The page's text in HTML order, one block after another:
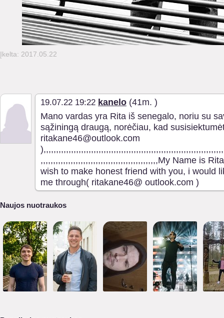
Įkelta: 2017.05.22
19.07.22 19:22 kanelo (41m. )
Mano vardas yra Rita iš senegalo, noriu su
sąžiningą draugą, norėčiau, kad
ritakane46@outlook.com
,,,,,,,,,,,,,,,,,,,,,,,,,,,,,,,,,,,,,,,,,,,,,,,My Name is
wish to make honest friend with you, i would
me through( ritakane46@ outlook.com )
Naujos nuotraukos